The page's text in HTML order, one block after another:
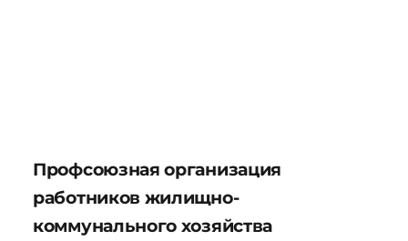
Профсоюзная организация
работников жилищно-
коммунального хозяйства